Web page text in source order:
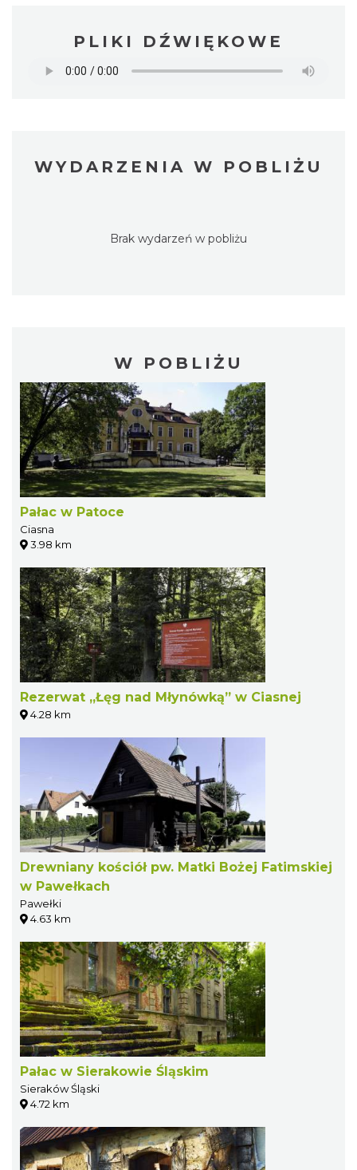
PLIKI DŹWIĘKOWE
WYDARZENIA W POBLIŻU
Brak wydarzeń w pobliżu
W POBLIŻU
Pałac w Patoce
Ciasna
3.98 km
Rezerwat „Łęg nad Młynówką” w Ciasnej
4.28 km
Drewniany kościół pw. Matki Bożej Fatimskiej
w Pawełkach
Pawełki
4.63 km
Pałac w Sierakowie Śląskim
Sieraków Śląski
4.72 km